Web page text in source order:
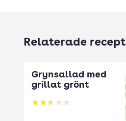
Relaterade recept
Grynsallad med
grillat grönt
Betyg: 2.5 av 5